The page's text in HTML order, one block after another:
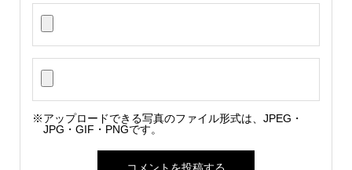
※アップロードできる写真のファイル形式は、JPEG・
JPG・GIF・PNGです。